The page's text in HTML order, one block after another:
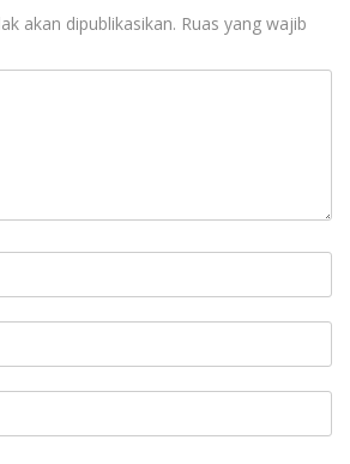
akan dipublikasikan. Ruas yang wajib